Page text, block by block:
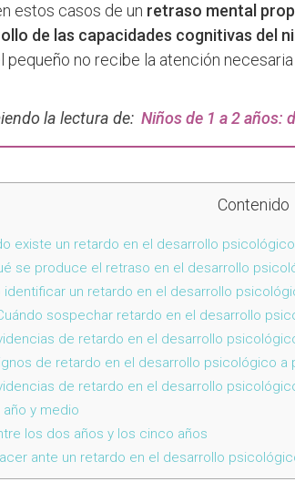
estos casos de un retraso mental
de las capacidades cognitivas del
pequeño no recibe la atención
la lectura de: Niños de 1 a 2 años:
Contenido
existe un retardo en el desarrollo
se produce el retraso en el desarrollo
identificar un retardo en el desarrollo
sospechar retardo en el desarrollo
de retardo en el desarrollo
de retardo en el desarrollo psicológico a
de retardo en el desarrollo
y medio
los dos años y los cinco años
ante un retardo en el desarrollo